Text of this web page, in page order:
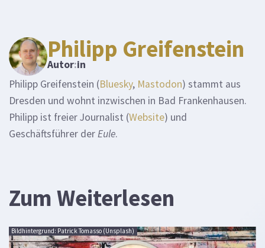
Philipp Greifenstein
Autor:in
Philipp Greifenstein (Bluesky, Mastodon) stammt aus
Dresden und wohnt inzwischen in Bad Frankenhausen.
Philipp ist freier Journalist (Website) und
Geschäftsführer derEule.
Zum Weiterlesen
Bildhintergrund: Patrick Tomasso (Unsplash)